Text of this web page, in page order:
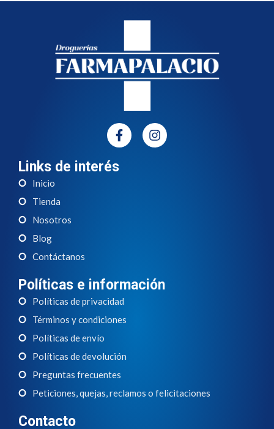
Links de interés
Inicio
Tienda
Nosotros
Blog
Contáctanos
Políticas e información
Políticas de privacidad
Términos y condiciones
Políticas de envío
Políticas de devolución
Preguntas frecuentes
Peticiones, quejas, reclamos o felicitaciones
Contacto